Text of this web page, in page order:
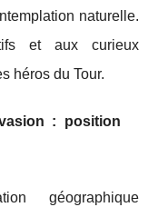
naturelle.
et aux curieux
héros du Tour.
: position
géographique